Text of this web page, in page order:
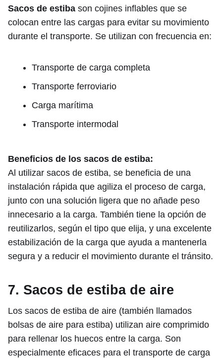
Sacos de estiba son cojines inflables que se
colocan entre las cargas para evitar su movimiento
durante el transporte. Se utilizan con frecuencia en:
Transporte de carga completa
Transporte ferroviario
Carga marítima
Transporte intermodal
Beneficios de los sacos de estiba:
Al utilizar sacos de estiba, se beneficia de una
instalación rápida que agiliza el proceso de carga,
junto con una solución ligera que no añade peso
innecesario a la carga. También tiene la opción de
reutilizarlos, según el tipo que elija, y una excelente
estabilización de la carga que ayuda a mantenerla
segura y a reducir el movimiento durante el tránsito.
7. Sacos de estiba de aire
Los sacos de estiba de aire (también llamados
bolsas de aire para estiba) utilizan aire comprimido
para rellenar los huecos entre la carga. Son
especialmente eficaces para el transporte de carga